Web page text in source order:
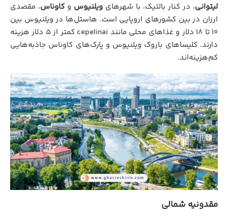
لیتوانی، در کنار بالتیک، با شهرهای ویلنیوس و کاوناس، مقصدی
ارزان در بین کشورهای اروپایی است. هاستل‌ها در ویلنیوس بین
10 تا 18 دلار و غذاهای محلی مانند cepelinai کمتر از 5 دلار هزینه
دارند. کلیساهای باروک ویلنیوس و پارک‌های کاوناس جاذبه‌هایی
کم‌هزینه‌اند.
مقدونیه شمالی